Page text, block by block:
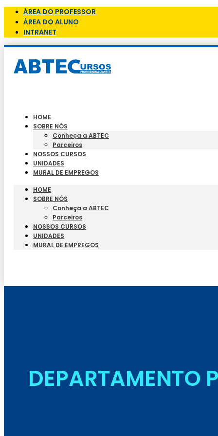
ÁREA DO PROFESSOR
ÁREA DO ALUNO
INTRANET
HOME
SOBRE NÓS
Conheça a ABTEC
Parceiros
NOSSOS CURSOS
UNIDADES
MURAL DE EMPREGOS
HOME
SOBRE NÓS
Conheça a ABTEC
Parceiros
NOSSOS CURSOS
UNIDADES
MURAL DE EMPREGOS
DEPARTAMENTO